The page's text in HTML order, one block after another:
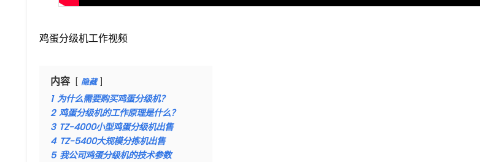
鸡蛋分级机工作视频
内容 隐藏
1 为什么需要购买鸡蛋分级机？
2 鸡蛋分级机的工作原理是什么？
3 TZ-4000小型鸡蛋分级机出售
4 TZ-5400大规模分拣机出售
5 我公司鸡蛋分级机的技术参数